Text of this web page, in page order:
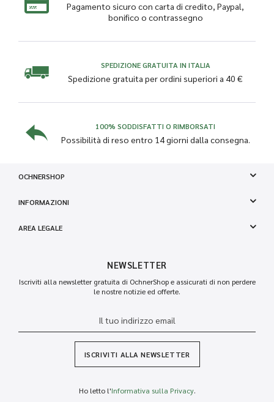
Pagamento sicuro con carta di credito, Paypal,
bonifico o contrassegno
SPEDIZIONE GRATUITA IN ITALIA
Spedizione gratuita per ordini superiori a 40 €
100% SODDISFATTI O RIMBORSATI
Possibilità di reso entro 14 giorni dalla consegna.
OCHNERSHOP
INFORMAZIONI
AREA LEGALE
NEWSLETTER
Iscriviti alla newsletter gratuita di OchnerShop e assicurati di non perdere
le nostre notizie ed offerte.
ISCRIVITI ALLA NEWSLETTER
Ho letto l'Informativa sulla Privacy.